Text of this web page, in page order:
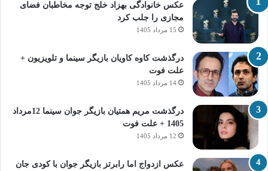
عکس خانوادگی بهزاد خلج توجه مخاطبان فضای
مجازی را جلب کرد
15 مرداد 1405
درگذشت کاوه کاویان بازیگر سینما و تلویزیون +
علت فوت
14 مرداد 1405
درگذشت مریم همتیان بازیگر جوان سینما 12مرداد
1405 + علت فوت
12 مرداد 1405
عکس ازدواج اما رابرتز بازیگر جوان با کودی جان